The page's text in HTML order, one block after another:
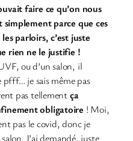
faire ce qu’on nous
simplement parce que ces
parloirs, c’est juste
rien ne le justifie !
ou d’un salon, il
je sais même pas
pas tellementça
obligatoire ! Moi,
pas le covid, donc je
J’ai demandé, juste